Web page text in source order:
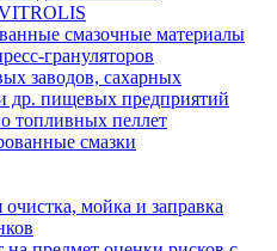
смазочные материалы
грануляторов
заводов, сахарных
др. пищевых предприятий
топливных пеллет
смазки
мойка и заправка